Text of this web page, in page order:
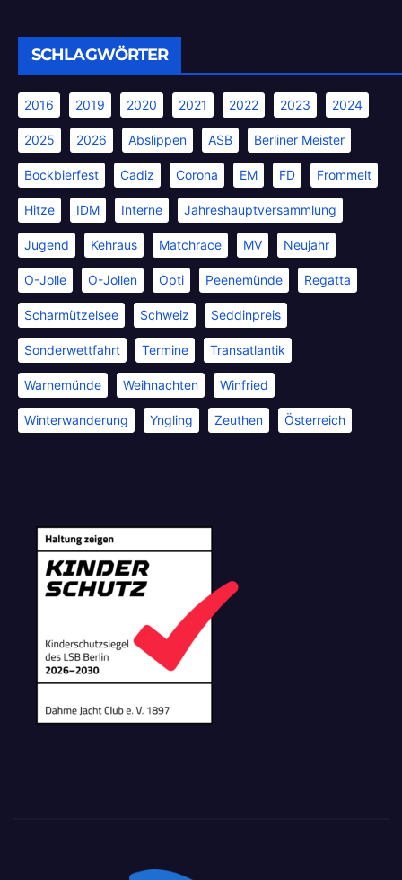
SCHLAGWÖRTER
2016 2019 2020 2021 2022 2023 2024
2025 2026 Abslippen ASB Berliner Meister
Bockbierfest Cadiz Corona EM FD Frommelt
Hitze IDM Interne Jahreshauptversammlung
Jugend Kehraus Matchrace MV Neujahr
O-Jolle O-Jollen Opti Peenemünde Regatta
Scharmützelsee Schweiz Seddinpreis
Sonderwettfahrt Termine Transatlantik
Warnemünde Weihnachten Winfried
Winterwanderung Yngling Zeuthen Österreich